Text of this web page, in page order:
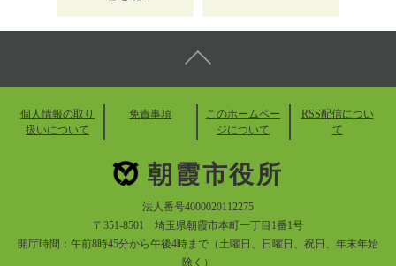
個人情報の取り
扱いについて
免責事項
このホームペー
ジについて
RSS配信につい
て
朝霞市役所
法人番号4000020112275
〒351-8501 埼玉県朝霞市本町一丁目1番1号
開庁時間：午前8時45分から午後4時まで（土曜日、日曜日、祝日、年末年始
除く）